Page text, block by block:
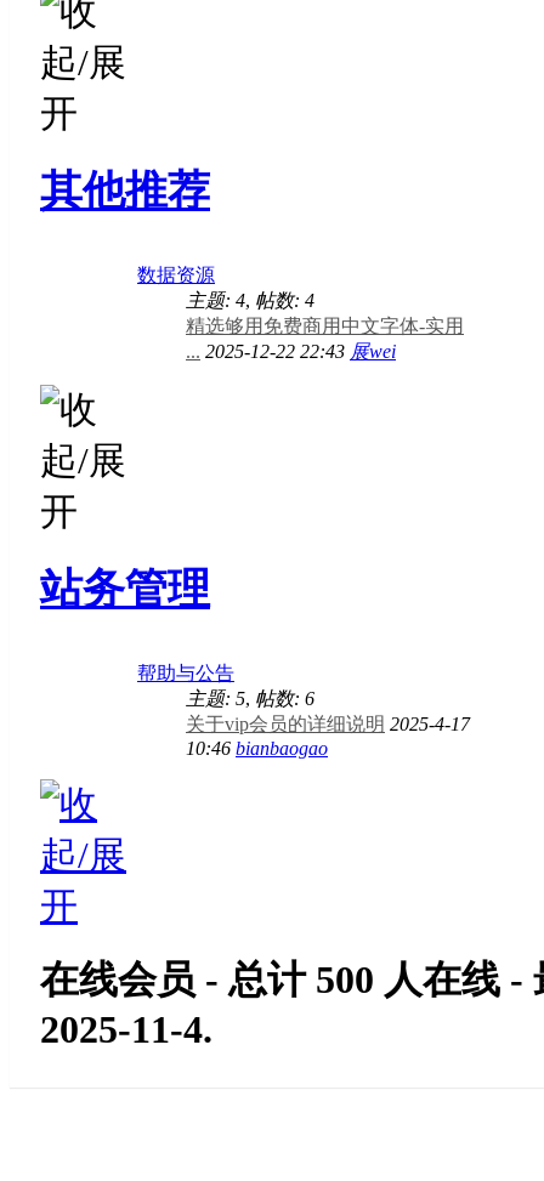
其他推荐
数据资源
主题: 4, 帖数: 4
精选够用免费商用中文字体-实用
... 2025-12-22 22:43 展wei
站务管理
帮助与公告
主题: 5, 帖数: 6
关于vip会员的详细说明 2025-4-17
10:46 bianbaogao
在线会员 - 总计 500 人在线 -
2025-11-4.